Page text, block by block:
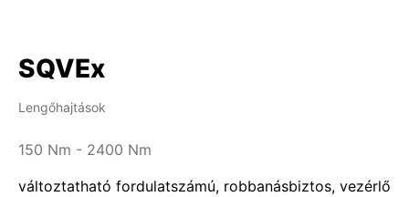
SQVEx
Lengőhajtások
150 Nm - 2400 Nm
változtatható fordulatszámú, robbanásbiztos, vezérlő